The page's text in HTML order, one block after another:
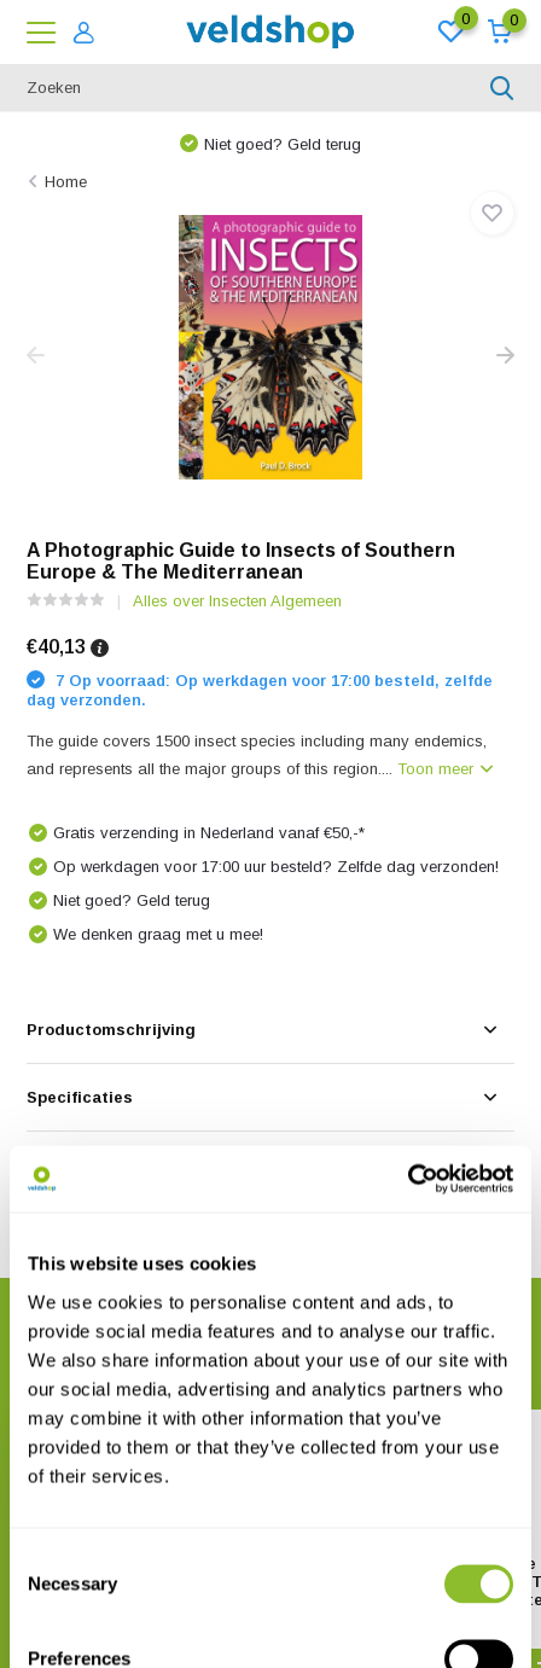
This website uses cookies
We use cookies to personalise content and ads, to
provide social media features and to analyse our traffic.
We also share information about your use of our site with
our social media, advertising and analytics partners who
may combine it with other information that you’ve
provided to them or that they’ve collected from your use
of their services.
Selection
Necessary
Preferences
0 0
Niet goed? Geld terug
Home
A Photographic Guide to Insects of Southern
Europe & The Mediterranean
Alles over Insecten Algemeen
€40,13
7 Op voorraad: Op werkdagen voor 17:00 besteld, zelfde
dag verzonden.
The guide covers 1500 insect species including many endemics,
and represents all the major groups of this region....Toon meer
Gratis verzending in Nederland vanaf €50,-*
Op werkdagen voor 17:00 uur besteld? Zelfde dag verzonden!
Niet goed? Geld terug
We denken graag met u mee!
Productomschrijving
Specificaties
Reviews
GERELATEERDE PRODUCTEN
Maak uw bestelling compleet
Biodiversity of the
Mediterranean Basin 1 -
Archipelago
€ 31,95